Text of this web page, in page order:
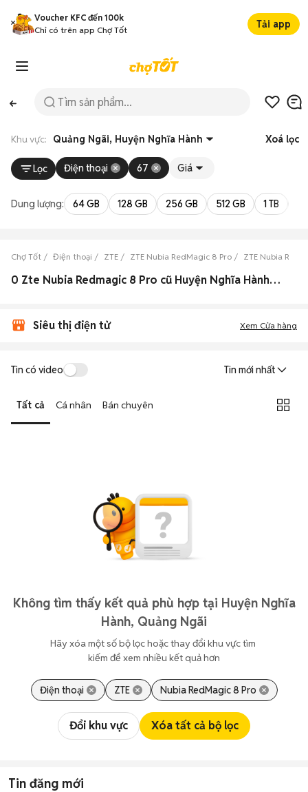
Voucher KFC đến 100k
Chỉ có trên app Chợ Tốt
Tải app
Khu vực: Quảng Ngãi, Huyện Nghĩa Hành Xoá lọc
Lọc Điện thoại 67 Giá
Dung lượng: 64 GB 128 GB 256 GB 512 GB 1 TB
Chợ Tốt Điện thoại ZTE ZTE Nubia RedMagic 8 Pro ZTE Nubia
0 Zte Nubia Redmagic 8 Pro cũ Huyện Nghĩa Hành, Quảng Ngãi đẹp
Siêu thị điện tử Xem Cửa hàng
Tin có video Tin mới nhất
Tất cả Cá nhân Bán chuyên
Không tìm thấy kết quả phù hợp tại Huyện Nghĩa
Hành, Quảng Ngãi
Hãy xóa một số bộ lọc hoặc thay đổi khu vực tìm
kiếm để xem nhiều kết quả hơn
Điện thoại ZTE Nubia RedMagic 8 Pro
Đổi khu vực Xóa tất cả bộ lọc
Tin đăng mới